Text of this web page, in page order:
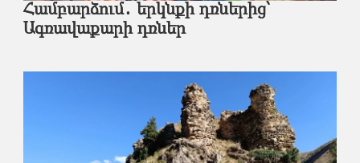
Համբարձում․ երկնքի դռներից՝
Ագռավաքարի դռներ